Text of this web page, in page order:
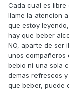
Cada cual es libre
llame la atencion
que estoy
hay que beber
NO, aparte de ser
unos compañeros
bebio ni una sola
demas refrescos
que beber, puede